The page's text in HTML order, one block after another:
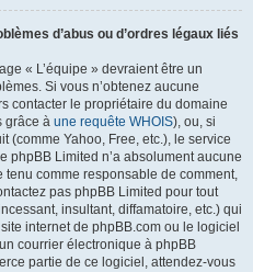
d’abus ou d’ordres légaux liés
« L’équipe » devraient être un
Si vous n’obtenez aucune
contacter le propriétaire du domaine
grâce à une requête WHOIS), ou, si
(comme Yahoo, Free, etc.), le service
phpBB Limited n’a absolument aucune
comme responsable de comment,
pas phpBB Limited pour tout
insultant, diffamatoire, etc.) qui
internet de phpBB.com ou le logiciel
courrier électronique à phpBB
partie de ce logiciel, attendez-vous